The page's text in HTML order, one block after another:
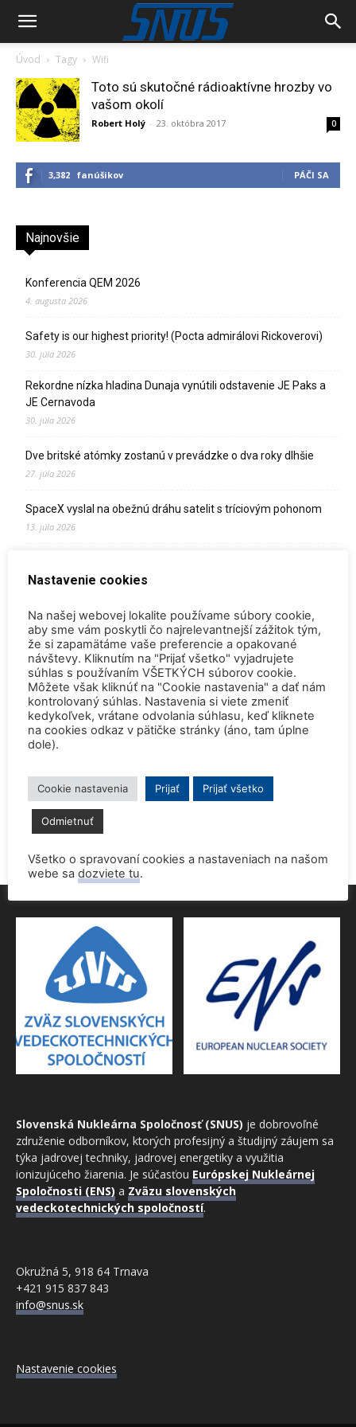
Úvod Tagy Wifi
Toto sú skutočné rádioaktívne hrozby vo
vašom okolí
Robert Holý - 23. októbra 2017 0
3,382 fanúšikov PÁČI SA
Najnovšie
Konferencia QEM 2026
4. augusta 2026
Safety is our highest priority! (Pocta admirálovi Rickoverovi)
30. júla 2026
Rekordne nízka hladina Dunaja vynútili odstavenie JE Paks a
JE Cernavoda
30. júla 2026
Dve britské atómky zostanú v prevádzke o dva roky dlhšie
27. júla 2026
SpaceX vyslal na obežnú dráhu satelit s tríciovým pohonom
13. júla 2026
2. júla 2026
Palivo v Mochovciach 4: Slovensko upevňuje pozíciu medzi
jadrovou špičkou Európy
2. júla 2026
Startup Helion získal stámilióny na fúznu elektráreň pre
Microsoft
15. júna 2026
Prednáška o jadrovej energetike zaujala študentov aj
9. júna 2026
Povolenie jadrového dozoru pre 4.blok EMO
9. júna 2026
Slovenská Nukleárna Spoločnosť (SNUS) je dobrovoľné
združenie odborníkov, ktorých profesijný a študijný záujem sa
týka jadrovej techniky, jadrovej energetiky a využitia
ionizujúceho žiarenia. Je súčasťou Európskej Nukleárnej
Spoločnosti (ENS) a Zväzu slovenských
vedeckotechnických spoločností.
Okružná 5, 918 64 Trnava
+421 915 837 843
info@snus.sk
Nastavenie cookies
Nastavenie cookies
Na našej webovej lokalite používame súbory cookie,
aby sme vám poskytli čo najrelevantnejší zážitok tým,
že si zapamätáme vaše preferencie a opakované
návštevy. Kliknutím na "Prijať všetko" vyjadrujete
súhlas s používaním VŠETKÝCH súborov cookie.
Môžete však kliknúť na "Cookie nastavenia" a dať nám
kontrolovaný súhlas. Nastavenia si viete zmeniť
kedykoľvek, vrátane odvolania súhlasu, keď kliknete
na cookies odkaz v pätičke stránky (áno, tam úplne
dole).
Cookie nastavenia Prijať Prijať všetko
Odmietnuť
Všetko o spravovaní cookies a nastaveniach na našom
webe sa dozviete tu.